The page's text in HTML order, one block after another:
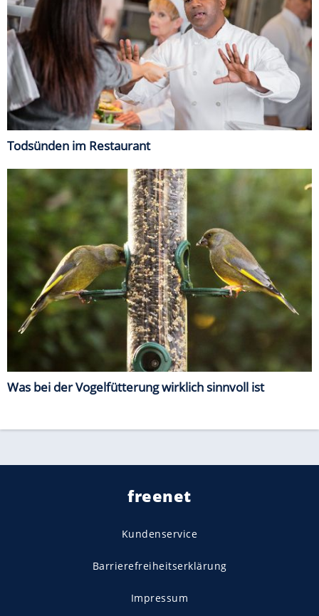
Todsünden im Restaurant
Was bei der Vogelfütterung wirklich sinnvoll ist
freenet
Kundenservice
Barrierefreiheitserklärung
Impressum